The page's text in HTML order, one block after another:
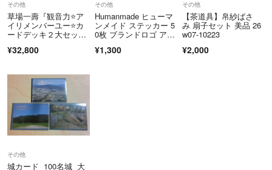
その他
草場一壽『観音力⭐ア
イリメンバーユー⭐カ
ードデッキ２大セッ
¥32,800
その他
Humanmade ヒューマ
ンメイド ステッカー 5
0枚 ブランドロゴ アパ
¥1,300
その他
【茶道具】帛紗ばさ
み 扇子セット 美品 26
w07-10223
¥2,000
その他
城カード 100名城 大